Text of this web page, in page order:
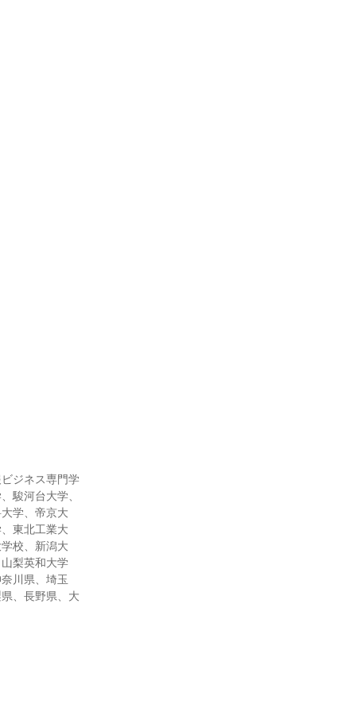
ジネス専門学
駿河台大学、
学、帝京大
東北工業大
校、新潟大
梨英和大学
川県、埼玉
、長野県、大